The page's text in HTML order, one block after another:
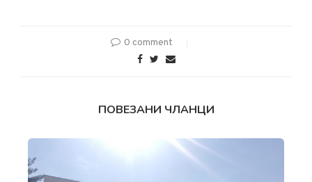
0 comment
ПОВЕЗАНИ ЧЛАНЦИ